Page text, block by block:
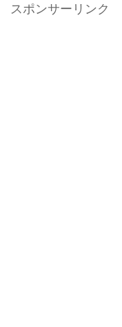
スポンサーリンク